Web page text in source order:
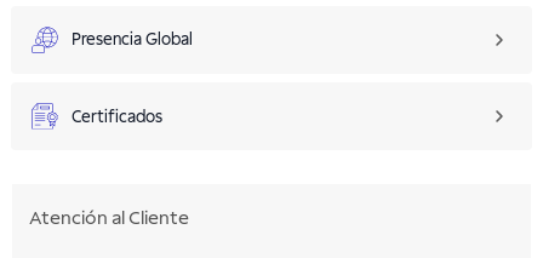
Presencia Global
Certificados
Atención al Cliente